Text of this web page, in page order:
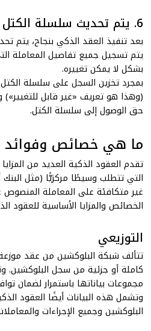
6. يتم تحديث سلسلة الكتل بتفاصيل العقد
بعد تنفيذ العقد الذكي بنجاح، يتم
يتم تسجيل جميع تفاصيل المعاملة
بشكل لا يمكن تغييره.
بمجرد تخزين السجل على سلسلة
(وهذا هو تعريف «غير قابل
حق الوصول إلى سلسلة الكتل.
ما هي خصائص وفوائد
تقدم العقود الذكية العديد من
التي تتطلب وسيطًا مركزيًّا (مثل
غير متكافئة على المعاملة
الخصائص والمزايا الأساسية للعقود
التوزيعي
تتألف شبكة البلوكشين من عقد
كاملة أو جزئية من سجل البلوكشين.
مجموعات بياناتها باستمرار لضمان
وتشمل هذه البيانات أيضًا العقود
البلوكشين وجميع الإجراءات